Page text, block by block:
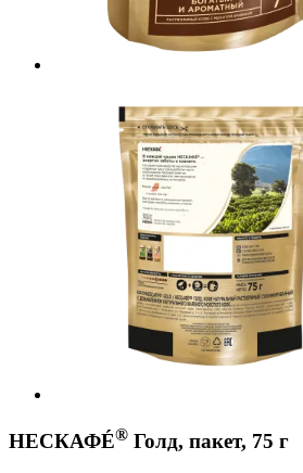
НЕСКАФÉ® Голд, пакет, 75 г